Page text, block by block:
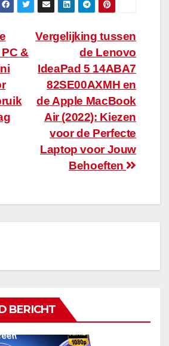
Vergelijking tussen
de Lenovo
IdeaPad 5 14ABA7
82SE00AXMH en
de Apple MacBook
Air (2022): Kiezen
voor de Perfecte
Laptop voor Jouw
Behoeften
&
BERICHT